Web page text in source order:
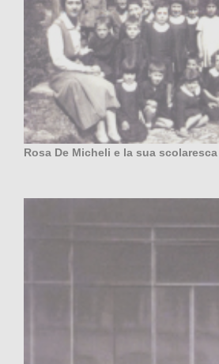
Rosa De Micheli e la sua scolaresca